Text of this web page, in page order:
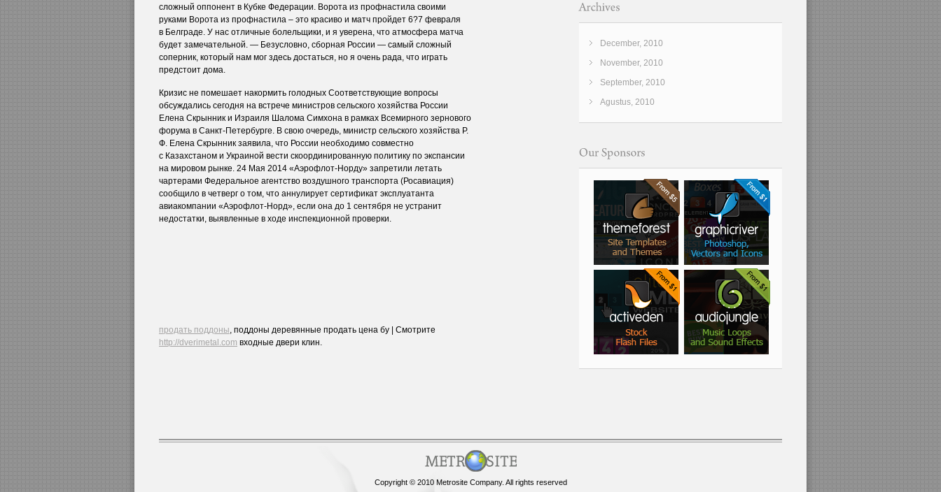
сложный оппонент в Кубке Федерации. Ворота из профнастила своими
руками Ворота из профнастила – это красиво и матч пройдет 6?7 февраля
в Белграде. У нас отличные болельщики, и я уверена, что атмосфера матча
будет замечательной. — Безусловно, сборная России — самый сложный
соперник, который нам мог здесь достаться, но я очень рада, что играть
предстоит дома.
Кризис не помешает накормить голодных Соответствующие вопросы
обсуждались сегодня на встрече министров сельского хозяйства России
Елена Скрынник и Израиля Шалома Симхона в рамках Всемирного зернового
форума в Санкт-Петербурге. В свою очередь, министр сельского хозяйства Р.
Ф. Елена Скрынник заявила, что России необходимо совместно
с Казахстаном и Украиной вести скоординированную политику по экспансии
на мировом рынке. 24 Мая 2014 «Аэрофлот-Норду» запретили летать
чартерами Федеральное агентство воздушного транспорта (Росавиация)
сообщило в четверг о том, что аннулирует сертификат эксплуатанта
авиакомпании «Аэрофлот-Норд», если она до 1 сентября не устранит
недостатки, выявленные в ходе инспекционной проверки.
продать поддоны , поддоны деревянные продать цена бу | Смотрите
http://dverimetal.com входные двери клин.
December, 2010
November, 2010
September, 2010
Agustus, 2010
Copyright © 2010 Metrosite Company. All rights reserved